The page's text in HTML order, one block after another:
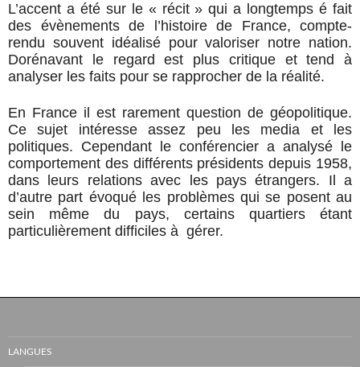
L’accent a été sur le « récit » qui a longtemps é fait
des évènements de l’histoire de France, compte-
rendu souvent idéalisé pour valoriser notre nation.
Dorénavant le regard est plus critique et tend à
analyser les faits pour se rapprocher de la réalité.
En France il est rarement question de géopolitique.
Ce sujet intéresse assez peu les media et les
politiques. Cependant le conférencier a analysé le
comportement des différents présidents depuis 1958,
dans leurs relations avec les pays étrangers. Il a
d’autre part évoqué les problèmes qui se posent au
sein même du pays, certains quartiers étant
particulièrement difficiles à gérer.
LANGUES